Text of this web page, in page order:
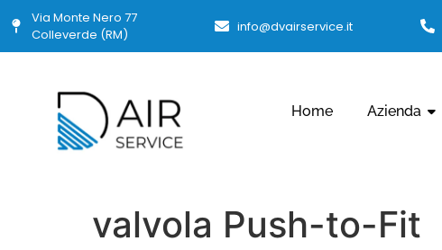
Via Monte Nero 77
Colleverde (RM)
info@dvairservice.it
Home Azienda
valvola Push-to-Fit